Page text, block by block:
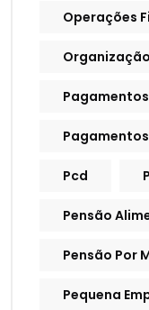
Operações
Pagamentos
Pcd
Pensão
Pensão Por
Pequena